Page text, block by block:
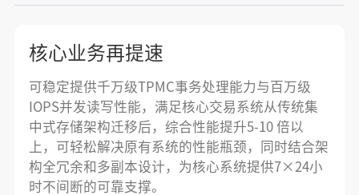
核心业务再提速
可稳定提供千万级TPMC事务处理能力与百万级
IOPS并发读写性能，满足核心交易系统从传统集
中式存储架构迁移后，综合性能提升5-10 倍以
上，可轻松解决原有系统的性能瓶颈，同时结合架
构全冗余和多副本设计，为核心系统提供7×24小
时不间断的可靠支撑。